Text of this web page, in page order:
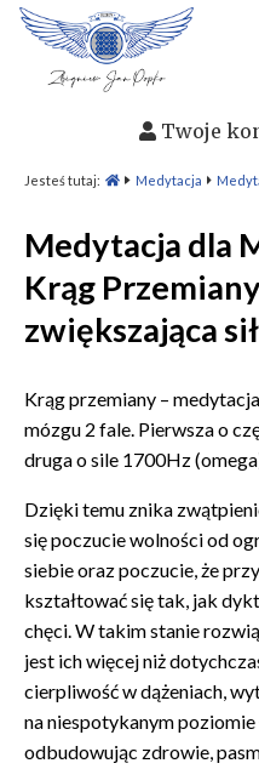
Twoje
Jesteś tutaj: Medytacja
Medytacja dla
Krąg
zwiększająca
Krąg przemiany –
mózgu 2 fale. Pierwsza o
druga o sile 1700Hz
Dzięki temu znika
się poczucie wolności od
siebie oraz poczucie, że
kształtować się tak, jak
chęci. W takim stanie
jest ich więcej niż
cierpliwość w dążeniach,
na niespotykanym poziomie
odbudowując zdrowie,